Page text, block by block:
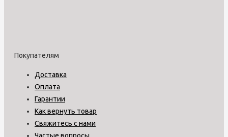
Покупателям
Доставка
Оплата
Гарантии
Как вернуть товар
Свяжитесь с нами
Частые вопросы